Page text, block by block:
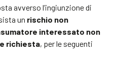
avverso l’ingiunzione di
un rischio non
interessato non
richiesta, per le seguenti